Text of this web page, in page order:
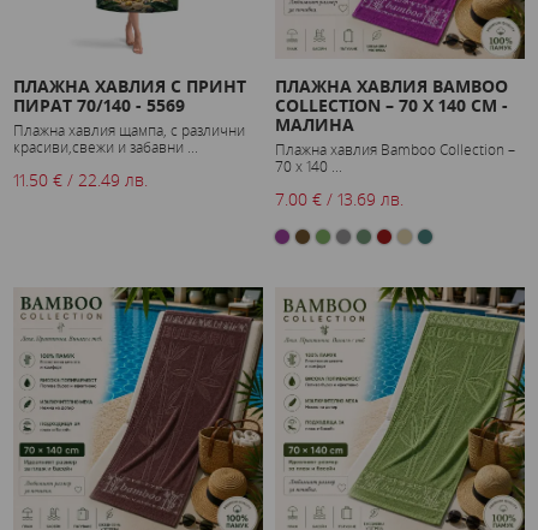
ПЛАЖНА ХАВЛИЯ С ПРИНТ
ПИРАТ 70/140 - 5569
Плажна хавлия щампа, с различни
красиви,свежи и забавни ...
11.50 € / 22.49 лв.
ПЛАЖНА ХАВЛИЯ BAMBOO
COLLECTION – 70 X 140 СМ -
МАЛИНА
Плажна хавлия Bamboo Collection –
70 x 140 ...
7.00 € / 13.69 лв.